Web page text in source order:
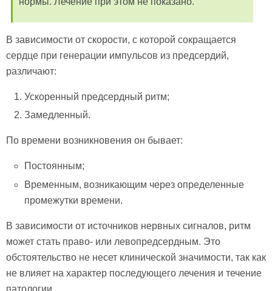
В зависимости от скорости, с которой сокращается
сердце при генерации импульсов из предсердий,
различают:
Ускоренный предсердный ритм;
Замедленный.
По времени возникновения он бывает:
Постоянным;
Временным, возникающим через определенные
промежутки времени.
В зависимости от источников нервных сигналов, ритм
может стать право- или левопредсердным. Это
обстоятельство не несет клинической значимости, так как
не влияет на характер последующего лечения и течение
патологии.